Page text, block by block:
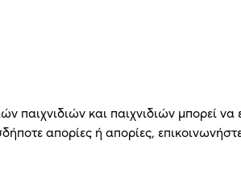
παιχνιδιών και παιχνιδιών μπορεί να
απορίες ή απορίες,